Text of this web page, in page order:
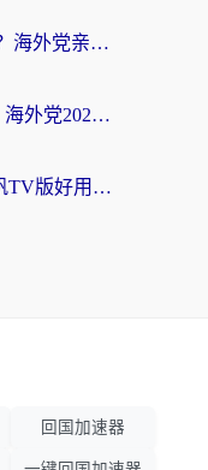
云极和Unblock Youku好用吗？海外党亲测+2026回国加速器避坑指南
ChickCN和海外回国好用吗？海外党2026亲测：从手游到影音，选对加速器的3个关键
海外党必看：雷神手游和快帆TV版好用吗？3步选对回国加速器不踩坑
回国加速器